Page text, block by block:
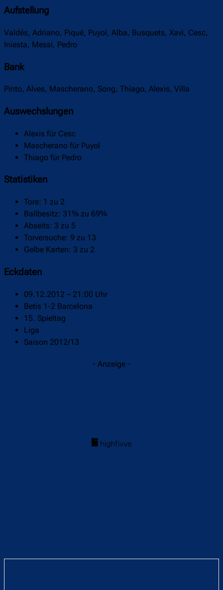
Aufstellung
Valdés, Adriano, Piqué, Puyol, Alba, Busquets, Xavi, Cesc,
Iniesta, Messi, Pedro
Bank
Pinto, Alves, Mascherano, Song, Thiago, Alexis, Villa
Auswechslungen
Alexis für Cesc
Mascherano für Puyol
Thiago für Pedro
Statistiken
Tore: 1 zu 2
Ballbesitz: 31% zu 69%
Abseits: 3 zu 5
Torversuche: 9 zu 13
Gelbe Karten: 3 zu 2
Eckdaten
09.12.2012 – 21:00 Uhr
Betis 1-2 Barcelona
15. Spieltag
Liga
Saison 2012/13
- Anzeige -